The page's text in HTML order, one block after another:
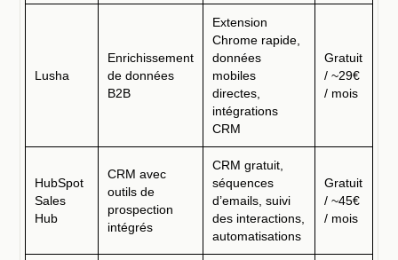
Lusha
Enrichissement
de données
B2B
Extension
Chrome rapide,
données
mobiles
directes,
intégrations
CRM
Gratuit
/ ~29€
/ mois
HubSpot
Sales
Hub
CRM avec
outils de
prospection
intégrés
CRM gratuit,
séquences
d’emails, suivi
des interactions,
automatisations
Gratuit
/ ~45€
/ mois